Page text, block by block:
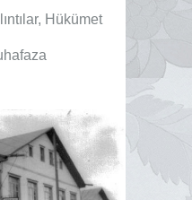
Hükümet